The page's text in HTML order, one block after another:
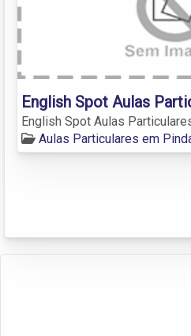
English Spot Aulas
English Spot Aulas
Aulas Particulares em